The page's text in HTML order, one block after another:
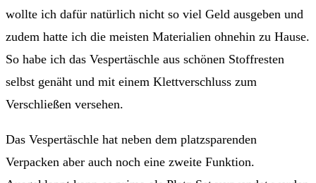
wollte ich dafür natürlich nicht so viel Geld ausgeben und
zudem hatte ich die meisten Materialien ohnehin zu Hause.
So habe ich das Vespertäschle aus schönen Stoffresten
selbst genäht und mit einem Klettverschluss zum
Verschließen versehen.
Das Vespertäschle hat neben dem platzsparenden
Verpacken aber auch noch eine zweite Funktion.